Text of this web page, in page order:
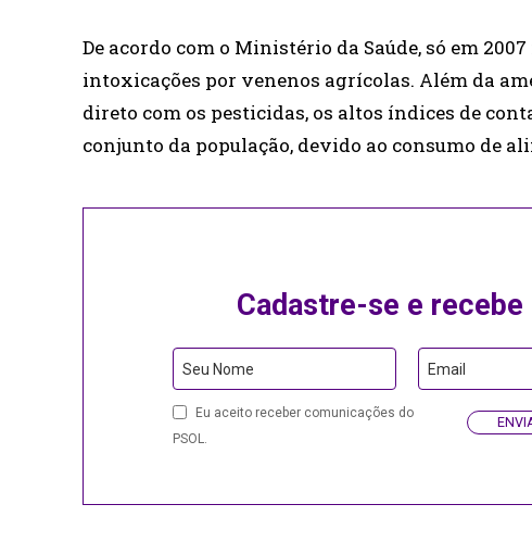
De acordo com o Ministério da Saúde, só em
intoxicações por venenos agrícolas. Além da
direto com os pesticidas, os altos índices de
conjunto da população, devido ao consumo de
Cadastre-se e
Seu Nome Email
Eu aceito receber comunicações do
PSOL.